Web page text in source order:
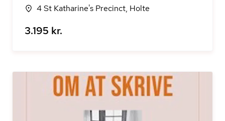
4 St Katharine's Precinct, Holte
3.195 kr.